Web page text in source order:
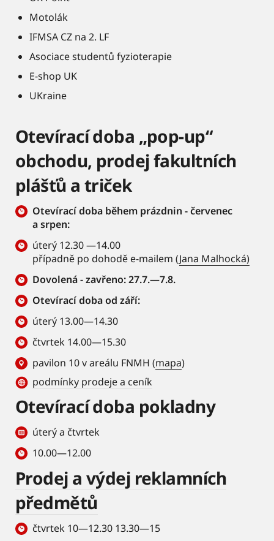
Motolák
IFMSA CZ na 2. LF
Asociace studentů fyzioterapie
E-shop UK
UKraine
Otevírací doba „pop-up“
obchodu, prodej fakultních
plášťů a triček
Otevírací doba během prázdnin - červenec
a srpen:
úterý 12.30 —14.00
případně po dohodě e-mailem (Jana Malhocká)
Dovolená - zavřeno: 27.7.—7.8.
Otevírací doba od září:
úterý 13.00—14.30
čtvrtek 14.00—15.30
pavilon 10 v areálu FNMH (mapa)
podmínky prodeje a ceník
Otevírací doba pokladny
úterý a čtvrtek
10.00—12.00
Prodej a výdej reklamních
předmětů
čtvrtek 10—12.30 13.30—15